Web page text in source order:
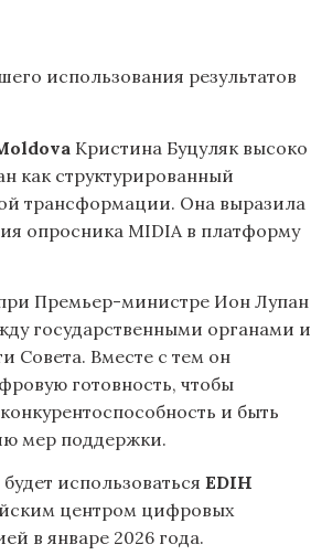
использования результатов
Кристина Буцуляк высоко
как структурированный
трансформации. Она выразила
опросника MIDIA в платформу
Премьер-министре Ион Лупан
государственными органами и
Совета. Вместе с тем он
готовность, чтобы
и быть
мер поддержки.
использоваться EDIH
центром цифровых
в январе 2026 года.